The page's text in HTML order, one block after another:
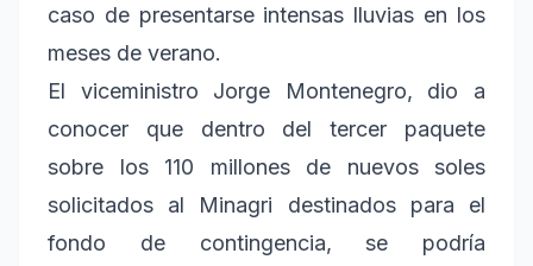
caso de presentarse intensas lluvias en los
meses de verano.
El viceministro Jorge Montenegro, dio a
conocer que dentro del tercer paquete
sobre los 110 millones de nuevos soles
solicitados al Minagri destinados para el
fondo de contingencia, se podría